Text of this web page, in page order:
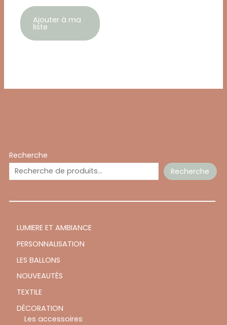
Recherche
Recherche
LUMIERE ET AMBIANCE
PERSONNALISATION
LES BALLONS
NOUVEAUTÉS
TEXTILE
DÉCORATION
Les accessoires
Ajouter à ma
liste